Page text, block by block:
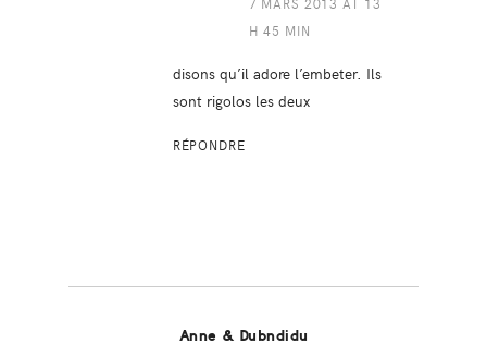
H 45 MIN
disons qu’il adore l’embeter. Ils
sont rigolos les deux
RÉPONDRE
Anne & Dubndidu